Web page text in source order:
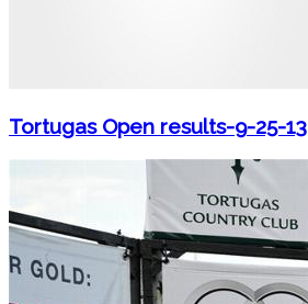
Tortugas Open results-9-25-13